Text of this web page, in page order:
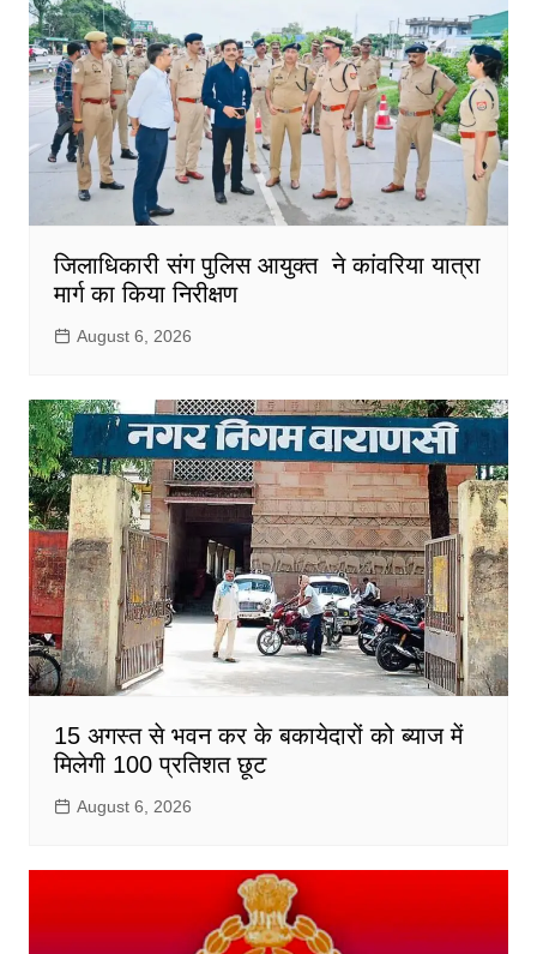
जिलाधिकारी संग पुलिस आयुक्त ने कांवरिया यात्रा
मार्ग का किया निरीक्षण
August 6, 2026
15 अगस्त से भवन कर के बकायेदारों को ब्याज में
मिलेगी 100 प्रतिशत छूट
August 6, 2026